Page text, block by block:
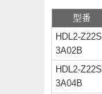
型番
HDL2-Z22SI
3A02B
HDL2-Z22SI
3A04B